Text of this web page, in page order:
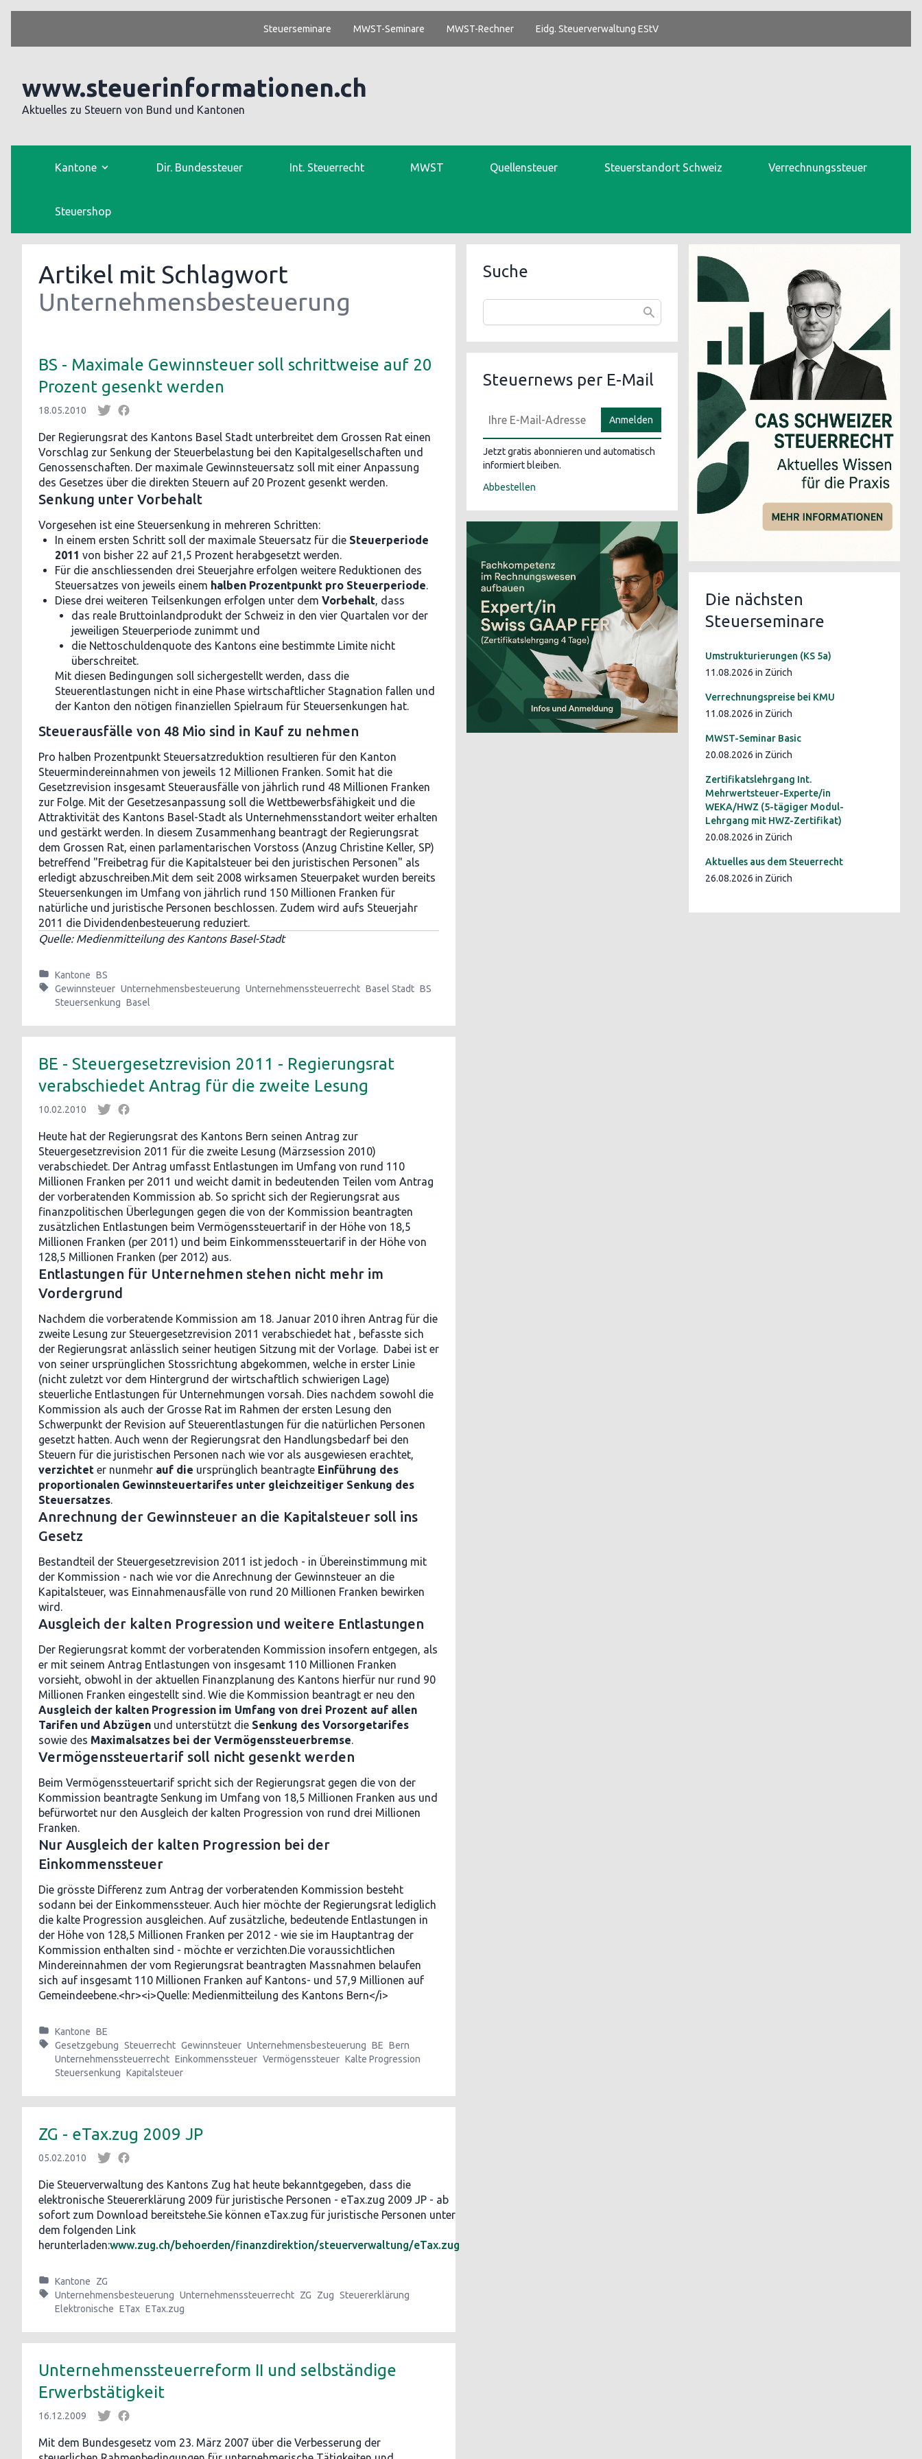
Steuerseminare MWST-Seminare MWST-Rechner Eidg. Steuerverwaltung EStV
www.steuerinformationen.ch
Aktuelles zu Steuern von Bund und Kantonen
Kantone Dir. Bundessteuer Int. Steuerrecht MWST Quellensteuer Steuerstandort Schweiz Verrechnungssteuer
Steuershop
Artikel mit Schlagwort
Unternehmensbesteuerung
BS - Maximale Gewinnsteuer soll schrittweise auf 20
Prozent gesenkt werden
18.05.2010
Der Regierungsrat des Kantons Basel Stadt unterbreitet dem Grossen Rat einen
Vorschlag zur Senkung der Steuerbelastung bei den Kapitalgesellschaften und
Genossenschaften. Der maximale Gewinnsteuersatz soll mit einer Anpassung
des Gesetzes über die direkten Steuern auf 20 Prozent gesenkt werden.
Senkung unter Vorbehalt
Vorgesehen ist eine Steuersenkung in mehreren Schritten:
In einem ersten Schritt soll der maximale Steuersatz für die Steuerperiode
2011 von bisher 22 auf 21,5 Prozent herabgesetzt werden.
Für die anschliessenden drei Steuerjahre erfolgen weitere Reduktionen des
Steuersatzes von jeweils einem halben Prozentpunkt pro Steuerperiode.
Diese drei weiteren Teilsenkungen erfolgen unter dem Vorbehalt, dass
das reale Bruttoinlandprodukt der Schweiz in den vier Quartalen vor der
jeweiligen Steuerperiode zunimmt und
die Nettoschuldenquote des Kantons eine bestimmte Limite nicht
überschreitet.
Mit diesen Bedingungen soll sichergestellt werden, dass die
Steuerentlastungen nicht in eine Phase wirtschaftlicher Stagnation fallen und
der Kanton den nötigen finanziellen Spielraum für Steuersenkungen hat.
Steuerausfälle von 48 Mio sind in Kauf zu nehmen
Pro halben Prozentpunkt Steuersatzreduktion resultieren für den Kanton
Steuermindereinnahmen von jeweils 12 Millionen Franken. Somit hat die
Gesetzrevision insgesamt Steuerausfälle von jährlich rund 48 Millionen Franken
zur Folge. Mit der Gesetzesanpassung soll die Wettbewerbsfähigkeit und die
Attraktivität des Kantons Basel-Stadt als Unternehmensstandort weiter erhalten
und gestärkt werden. In diesem Zusammenhang beantragt der Regierungsrat
dem Grossen Rat, einen parlamentarischen Vorstoss (Anzug Christine Keller, SP)
betreffend "Freibetrag für die Kapitalsteuer bei den juristischen Personen" als
erledigt abzuschreiben.Mit dem seit 2008 wirksamen Steuerpaket wurden bereits
Steuersenkungen im Umfang von jährlich rund 150 Millionen Franken für
natürliche und juristische Personen beschlossen. Zudem wird aufs Steuerjahr
2011 die Dividendenbesteuerung reduziert.
Quelle: Medienmitteilung des Kantons Basel-Stadt
Kantone BS
Gewinnsteuer Unternehmensbesteuerung Unternehmenssteuerrecht Basel Stadt BS
Steuersenkung Basel
BE - Steuergesetzrevision 2011 - Regierungsrat
verabschiedet Antrag für die zweite Lesung
10.02.2010
Heute hat der Regierungsrat des Kantons Bern seinen Antrag zur
Steuergesetzrevision 2011 für die zweite Lesung (Märzsession 2010)
verabschiedet. Der Antrag umfasst Entlastungen im Umfang von rund 110
Millionen Franken per 2011 und weicht damit in bedeutenden Teilen vom Antrag
der vorberatenden Kommission ab. So spricht sich der Regierungsrat aus
finanzpolitischen Überlegungen gegen die von der Kommission beantragten
zusätzlichen Entlastungen beim Vermögenssteuertarif in der Höhe von 18,5
Millionen Franken (per 2011) und beim Einkommenssteuertarif in der Höhe von
128,5 Millionen Franken (per 2012) aus.
Entlastungen für Unternehmen stehen nicht mehr im
Vordergrund
Nachdem die vorberatende Kommission am 18. Januar 2010 ihren Antrag für die
zweite Lesung zur Steuergesetzrevision 2011 verabschiedet hat , befasste sich
der Regierungsrat anlässlich seiner heutigen Sitzung mit der Vorlage. Dabei ist er
von seiner ursprünglichen Stossrichtung abgekommen, welche in erster Linie
(nicht zuletzt vor dem Hintergrund der wirtschaftlich schwierigen Lage)
steuerliche Entlastungen für Unternehmungen vorsah. Dies nachdem sowohl die
Kommission als auch der Grosse Rat im Rahmen der ersten Lesung den
Schwerpunkt der Revision auf Steuerentlastungen für die natürlichen Personen
gesetzt hatten. Auch wenn der Regierungsrat den Handlungsbedarf bei den
Steuern für die juristischen Personen nach wie vor als ausgewiesen erachtet,
verzichtet er nunmehr auf die ursprünglich beantragte Einführung des
proportionalen Gewinnsteuertarifes unter gleichzeitiger Senkung des
Steuersatzes.
Anrechnung der Gewinnsteuer an die Kapitalsteuer soll ins
Gesetz
Bestandteil der Steuergesetzrevision 2011 ist jedoch - in Übereinstimmung mit
der Kommission - nach wie vor die Anrechnung der Gewinnsteuer an die
Kapitalsteuer, was Einnahmenausfälle von rund 20 Millionen Franken bewirken
wird.
Ausgleich der kalten Progression und weitere Entlastungen
Der Regierungsrat kommt der vorberatenden Kommission insofern entgegen, als
er mit seinem Antrag Entlastungen von insgesamt 110 Millionen Franken
vorsieht, obwohl in der aktuellen Finanzplanung des Kantons hierfür nur rund 90
Millionen Franken eingestellt sind. Wie die Kommission beantragt er neu den
Ausgleich der kalten Progression im Umfang von drei Prozent auf allen
Tarifen und Abzügen und unterstützt die Senkung des Vorsorgetarifes
sowie des Maximalsatzes bei der Vermögenssteuerbremse.
Vermögenssteuertarif soll nicht gesenkt werden
Beim Vermögenssteuertarif spricht sich der Regierungsrat gegen die von der
Kommission beantragte Senkung im Umfang von 18,5 Millionen Franken aus und
befürwortet nur den Ausgleich der kalten Progression von rund drei Millionen
Franken.
Nur Ausgleich der kalten Progression bei der
Einkommenssteuer
Die grösste Differenz zum Antrag der vorberatenden Kommission besteht
sodann bei der Einkommenssteuer. Auch hier möchte der Regierungsrat lediglich
die kalte Progression ausgleichen. Auf zusätzliche, bedeutende Entlastungen in
der Höhe von 128,5 Millionen Franken per 2012 - wie sie im Hauptantrag der
Kommission enthalten sind - möchte er verzichten.Die voraussichtlichen
Mindereinnahmen der vom Regierungsrat beantragten Massnahmen belaufen
sich auf insgesamt 110 Millionen Franken auf Kantons- und 57,9 Millionen auf
Gemeindeebene.<hr><i>Quelle: Medienmitteilung des Kantons Bern</i>
Kantone BE
Gesetzgebung Steuerrecht Gewinnsteuer Unternehmensbesteuerung BE Bern
Unternehmenssteuerrecht Einkommenssteuer Vermögenssteuer Kalte Progression
Steuersenkung Kapitalsteuer
ZG - eTax.zug 2009 JP
05.02.2010
Die Steuerverwaltung des Kantons Zug hat heute bekanntgegeben, dass die
elektronische Steuererklärung 2009 für juristische Personen - eTax.zug 2009 JP - ab
sofort zum Download bereitstehe.Sie können eTax.zug für juristische Personen unter
dem folgenden Link
herunterladen:www.zug.ch/behoerden/finanzdirektion/steuerverwaltung/eTax.zug
Kantone
ZG
Unternehmensbesteuerung Unternehmenssteuerrecht ZG Zug Steuererklärung
Elektronische ETax ETax.zug
Unternehmenssteuerreform II und selbständige
Erwerbstätigkeit
16.12.2009
Mit dem Bundesgesetz vom 23. März 2007 über die Verbesserung der
Suche
Steuernews per E-Mail
Anmelden
Jetzt gratis abonnieren und automatisch
informiert bleiben.
Abbestellen
Die nächsten
Steuerseminare
Umstrukturierungen (KS 5a)
11.08.2026 in Zürich
Verrechnungspreise bei KMU
11.08.2026 in Zürich
MWST-Seminar Basic
20.08.2026 in Zürich
Zertifikatslehrgang Int.
Mehrwertsteuer-Experte/in
WEKA/HWZ (5-tägiger Modul-
Lehrgang mit HWZ-Zertifikat)
20.08.2026 in Zürich
Aktuelles aus dem Steuerrecht
26.08.2026 in Zürich